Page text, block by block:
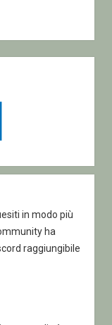
in modo più
ha
raggiungibile